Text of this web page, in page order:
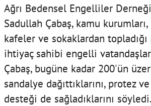
Ağrı Bedensel Engelliler Derneği
Sadullah Çabaş, kamu
kafeler ve sokaklardan
ihtiyaç sahibi engelli
Çabaş, bugüne kadar 200'ün
sandalye dağıttıklarını, protez
desteği de sağladıklarını söyledi.